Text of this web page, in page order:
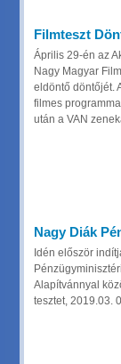
Filmteszt
Április 29-én az
Nagy Magyar
eldöntő döntőjét.
filmes
után a VAN
Nagy Diák
Idén először
Alapítvánnyal
tesztet, 2019.03.